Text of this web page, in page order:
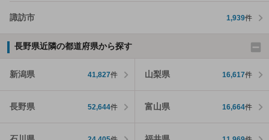
諏訪市 1,939件
長野県近隣の都道府県から探す
新潟県 41,827件 山梨県 16,617件
長野県 52,644件 富山県 16,664件